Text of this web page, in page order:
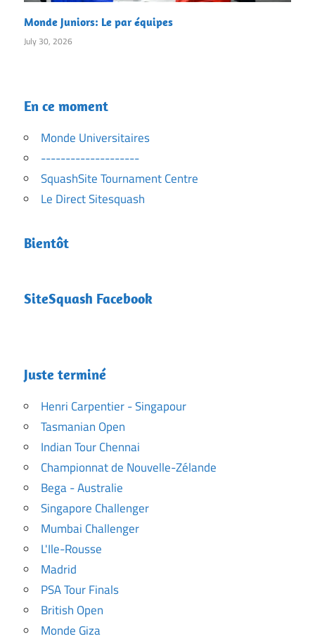
Monde Juniors: Le par équipes
July 30, 2026
En ce moment
Monde Universitaires
--------------------
SquashSite Tournament Centre
Le Direct Sitesquash
Bientôt
SiteSquash Facebook
Juste terminé
Henri Carpentier - Singapour
Tasmanian Open
Indian Tour Chennai
Championnat de Nouvelle-Zélande
Bega - Australie
Singapore Challenger
Mumbai Challenger
L'Ile-Rousse
Madrid
PSA Tour Finals
British Open
Monde Giza